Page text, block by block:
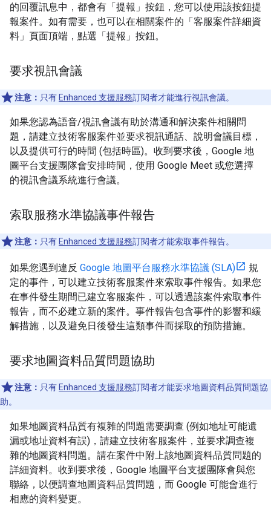
的回覆訊息中，都會有「提報」按鈕，您可以使用該按鈕提
報案件。如有需要，也可以在相關案件的「客服案件詳細資
料」頁面頂端，點選「提報」按鈕。
要求視訊會議
注意： 只有 Enhanced 支援服務訂閱者才能進行視訊會議。
如果您認為語音/視訊會議有助於溝通和解決案件相關問
題，請建立技術客服案件並要求視訊通話、說明會議目標，
以及提供可行的時間 (包括時區)。收到要求後，Google 地
圖平台支援團隊會安排時間，使用 Google Meet 或您選擇
的視訊會議系統進行會議。
索取服務水準協議事件報告
注意： 只有 Enhanced 支援服務訂閱者才能索取事件報告。
如果您遇到違反 Google 地圖平台服務水準協議 (SLA)
規
定的事件，可以建立技術客服案件來索取事件報告。如果您
在事件發生期間已建立客服案件，可以透過該案件索取事件
報告，而不必建立新的案件。事件報告包含事件的影響和緩
解措施，以及避免日後發生這類事件而採取的預防措施。
要求地圖資料品質問題協助
注意： 只有 Enhanced 支援服務訂閱者才能要求地圖資料品質問題協
助。
如果地圖資料品質有複雜的問題需要調查 (例如地址可能遺
漏或地址資料有誤)，請建立技術客服案件，並要求調查複
雜的地圖資料問題。請在案件中附上該地圖資料品質問題的
詳細資料。收到要求後，Google 地圖平台支援團隊會與您
聯絡，以便調查地圖資料品質問題，而 Google 可能會進行
相應的資料變更。